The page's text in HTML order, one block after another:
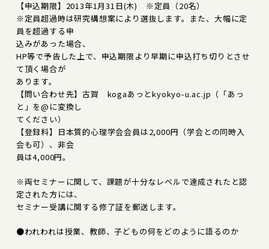
【申込期限】2013年1月31日(木) ※定員（20名）
※定員超過時は研究構想案により選抜します。また、大幅に定
員を超過する申
込みがあった場合、
HP等で予告した上で、申込期限より早期に申込打ち切りとさせ
て頂く場合が
あります。
【問い合わせ先】古賀 kogaあっとkyokyo-u.ac.jp（「あっ
と」を@に変換し
てください）
【登録料】日本質的心理学会会員は2,000円（学会との同時入
会も可）、非会
員は4,000円。
※両セミナーに関して、課題が十分なレベルで達成されたと認
定された方には、
セミナー受講に関する修了証を郵送します。
●われわれは授業、教師、子どもの何をどのように語るのか